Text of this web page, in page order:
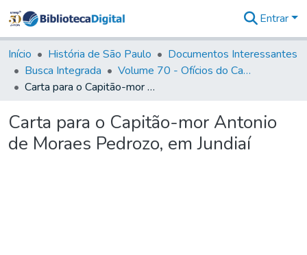
&
Coleções
Tudo na
Biblioteca
Estatísticas
Entrar
Início História de São Paulo
Documentos Interessantes
Busca Integrada
Volume 70 - Ofícios do Capitão General Martins Lopes de Saldanha aos diversos funcionários da Capitania (1775-1776)
Carta para o Capitão-mor Antonio de Moraes Pedrozo, em Jundiaí
Carta para o Capitão-mor Antonio
de Moraes Pedrozo, em Jundiaí